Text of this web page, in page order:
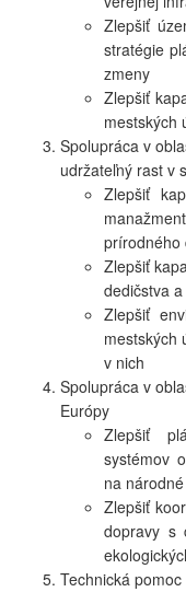
Zlepšiť
stratégie
zmeny
Zlepšiť
mestských
Spolupráca v
udržateľný rast v
Zlepšiť
prírodného
Zlepšiť
dedičstva
Zlepšiť
mestských
v nich
Spolupráca v
Európy
Zlepšiť
systémov
na
Zlepšiť
dopravy s
Technická pomoc